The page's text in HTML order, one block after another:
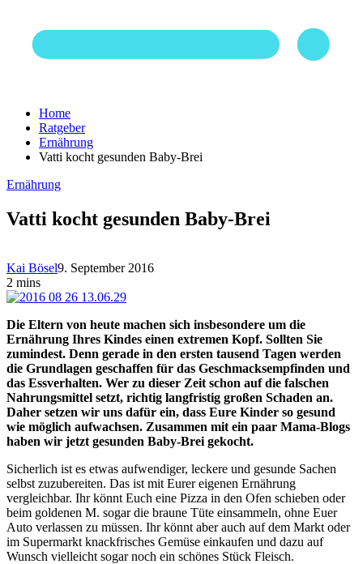
Home
Ratgeber
Ernährung
Vatti kocht gesunden Baby-Brei
Ernährung
Vatti kocht gesunden Baby-Brei
Kai Bösel9. September 2016
2 mins
Die Eltern von heute machen sich insbesondere um die
Ernährung Ihres Kindes einen extremen Kopf. Sollten Sie
zumindest. Denn gerade in den ersten tausend Tagen werden
die Grundlagen geschaffen für das Geschmacksempfinden und
das Essverhalten. Wer zu dieser Zeit schon auf die falschen
Nahrungsmittel setzt, richtig langfristig großen Schaden an.
Daher setzen wir uns dafür ein, dass Eure Kinder so gesund
wie möglich aufwachsen. Zusammen mit ein paar Mama-Blogs
haben wir jetzt gesunden Baby-Brei gekocht.
Sicherlich ist es etwas aufwendiger, leckere und gesunde Sachen
selbst zuzubereiten. Das ist mit Eurer eigenen Ernährung
vergleichbar. Ihr könnt Euch eine Pizza in den Ofen schieben oder
beim goldenen M. sogar die braune Tüte einsammeln, ohne Euer
Auto verlassen zu müssen. Ihr könnt aber auch auf dem Markt oder
im Supermarkt knackfrisches Gemüse einkaufen und dazu auf
Wunsch vielleicht sogar noch ein schönes Stück Fleisch.